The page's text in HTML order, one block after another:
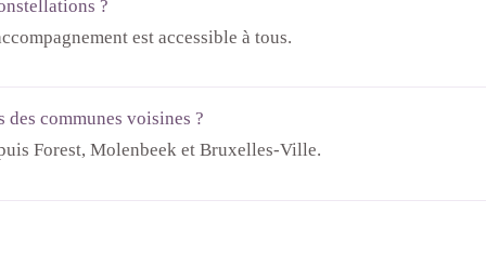
?
est accessible à tous.
des communes voisines ?
Forest, Molenbeek et Bruxelles‑Ville.